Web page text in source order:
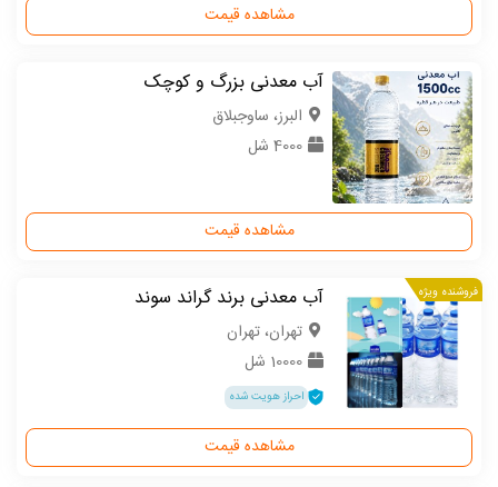
مشاهده قیمت
آب معدنی بزرگ و کوچک
البرز، ساوجبلاق
4000 شل
مشاهده قیمت
فروشنده ویژه آب معدنی برند گراند سوند
تهران، تهران
10000 شل
احراز هویت شده
مشاهده قیمت